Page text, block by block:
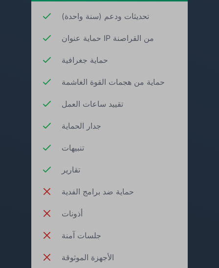
تحديثات ودعم (سنة واحدة)
حماية عنوان IP من القراصنة
حماية جغرافية
حماية من هجمات القوة الغاشمة
تقييد ساعات العمل
جدار الحماية
تنبيهات
تقارير
حماية ضد برامج الفدية
أذونات
جلسات آمنة
الأجهزة الموثوقة